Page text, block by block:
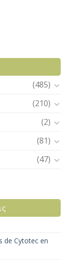
(485)
(210)
(2)
(81)
(47)
de Cytotec en